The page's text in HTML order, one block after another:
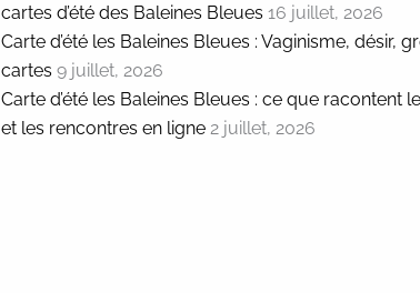
cartes d’été des Baleines Bleues 16 juillet, 2026
Carte d’été les Baleines Bleues : Vaginisme,
cartes 9 juillet, 2026
Carte d’été les Baleines Bleues : ce que
et les rencontres en ligne 2 juillet, 2026